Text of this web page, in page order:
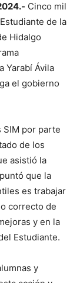
Cinco mil
de la
Hidalgo
Yarabí Ávila
el gobierno
SIM por parte
de los
asistió la
que la
es trabajar
correcto de
y en la
Estudiante.
y